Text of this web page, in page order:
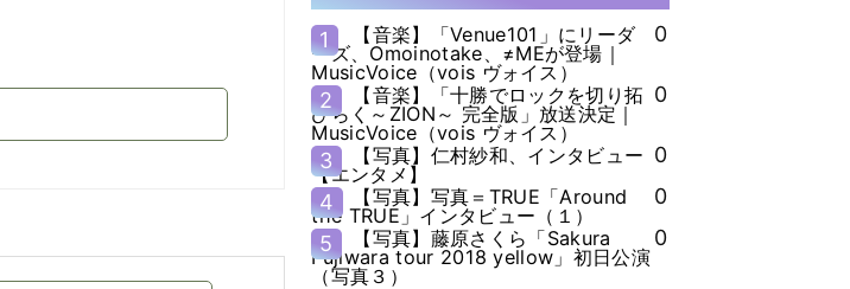
1
【音楽】「Venue101」にリーダ
ーズ、Omoinotake、≠MEが登場｜
MusicVoice（vois ヴォイス）
0
2
【音楽】「十勝でロックを切り拓
ひらく～ZION～ 完全版」放送決定｜
MusicVoice（vois ヴォイス）
0
3
【写真】仁村紗和、インタビュー
【エンタメ】
0
4
【写真】写真＝TRUE「Around
the TRUE」インタビュー（１）
0
5
【写真】藤原さくら「Sakura
Fujiwara tour 2018 yellow」初日公演
（写真３）
0